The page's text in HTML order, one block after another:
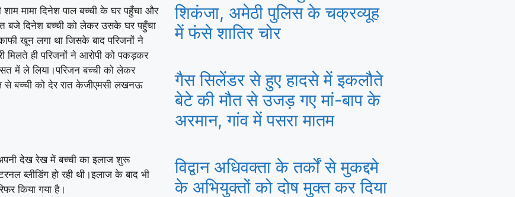
मामा दिनेश पाल बच्ची के घर पहुँचा और
बजे दिनेश बच्ची को लेकर उसके घर पहुँचा
खून लगा था जिसके बाद परिजनों ने
मिलते ही परिजनों ने आरोपी को पकड़कर
में ले लिया।परिजन बच्ची को लेकर
से बच्ची को देर रात केजीएमसी लखनऊ
देख रेख में बच्ची का इलाज शुरू
ब्लीडिंग हो रही थी।इलाज के बाद भी
किया गया है।
शिकंजा, अमेठी पुलिस के चक्रव्यूह
में फंसे शातिर चोर
गैस सिलेंडर से हुए हादसे में इकलौते
बेटे की मौत से उजड़ गए मां-बाप के
अरमान, गांव में पसरा मातम
विद्वान अधिवक्ता के तर्कों से मुकद्दमे
के अभियुक्तों को दोष मुक्त कर दिया